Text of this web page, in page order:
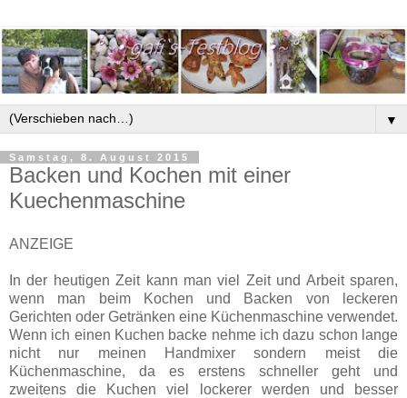
▼
Samstag, 8. August 2015
Backen und Kochen mit einer
Kuechenmaschine
ANZEIGE
In der heutigen Zeit kann man viel Zeit und Arbeit sparen,
wenn man beim Kochen und Backen von leckeren
Gerichten oder Getränken eine Küchenmaschine verwendet.
Wenn ich einen Kuchen backe nehme ich dazu schon lange
nicht nur meinen Handmixer sondern meist die
Küchenmaschine, da es erstens schneller geht und
zweitens die Kuchen viel lockerer werden und besser